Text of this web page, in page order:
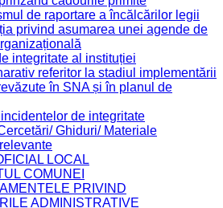
de raportare a încălcărilor legii
privind asumarea unei agende de
integritate al instituției
referitor la stadiul implementării
în SNA și în planul de
de integritate
Ghiduri/ Materiale
LOCAL
COMUNEI
PRIVIND
ADMINISTRATIVE